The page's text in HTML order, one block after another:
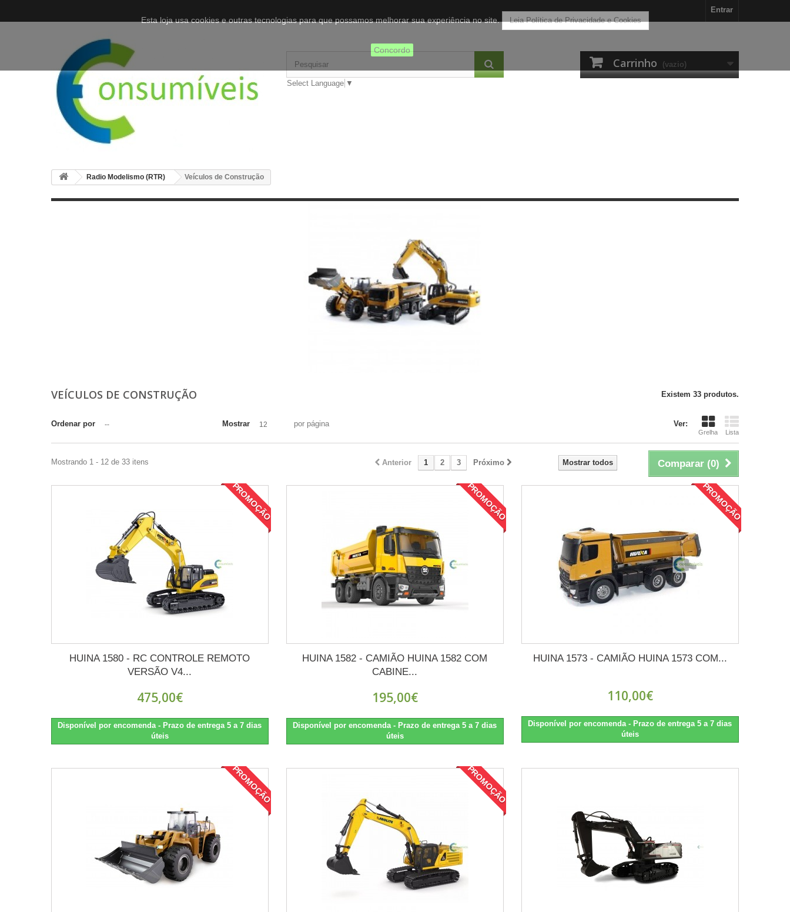
Entrar
Carrinho (vazio)
Select Language ▼
Radio Modelismo (RTR) Veículos de Construção
VEÍCULOS DE CONSTRUÇÃO Existem 33 produtos.
Ver:
Grelha Lista
Ordenar por -- Mostrar 12 por página
Comparar (0)
Mostrar todos
Anterior 1 2 3 Próximo
Mostrando 1 - 12 de 33 itens
PROMOÇÃO
HUINA 1580 - RC CONTROLE REMOTO
VERSÃO V4...
475,00€
Disponível por encomenda - Prazo de entrega 5 a 7 dias
úteis
PROMOÇÃO
HUINA 1582 - CAMIÃO HUINA 1582 COM
CABINE...
195,00€
Disponível por encomenda - Prazo de entrega 5 a 7 dias
úteis
PROMOÇÃO
HUINA 1573 - CAMIÃO HUINA 1573 COM...
110,00€
Disponível por encomenda - Prazo de entrega 5 a 7 dias
úteis
PROMOÇÃO PROMOÇÃO
Esta loja usa cookies e outras tecnologias para que possamos melhorar sua experiência no site. Leia Política de Privacidade e Cookies
Concordo